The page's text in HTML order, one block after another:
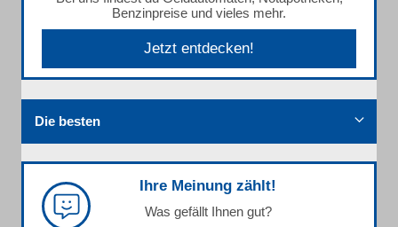
Benzinpreise und vieles mehr.
Jetzt entdecken!
Die besten
Ihre Meinung zählt!
Was gefällt Ihnen gut?